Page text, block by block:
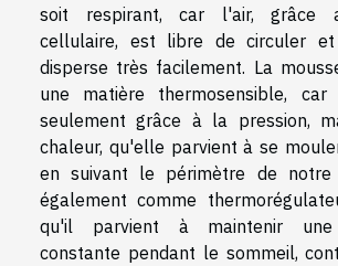
soit respirant, car l'air, grâce
cellulaire, est libre de circuler
disperse très facilement. La
une matière thermosensible,
seulement grâce à la pression,
chaleur, qu'elle parvient à se
en suivant le périmètre de
également comme
qu'il parvient à maintenir une
constante pendant le sommeil,